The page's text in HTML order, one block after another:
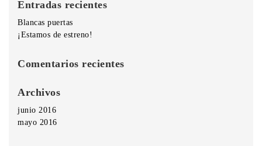
Entradas recientes
Blancas puertas
¡Estamos de estreno!
Comentarios recientes
Archivos
junio 2016
mayo 2016